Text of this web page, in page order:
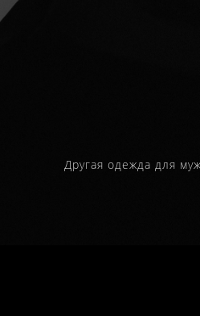
Другая одежда для